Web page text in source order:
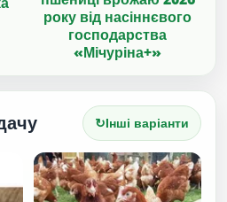
року від насіннєвого
господарства
«Мічуріна+»
↻Інші варіанти